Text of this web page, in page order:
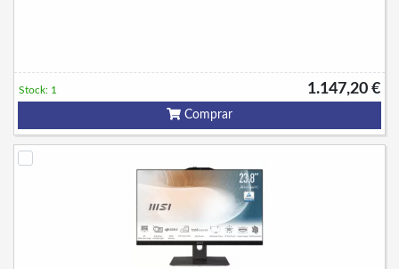
1.147,20 €
Stock: 1
Comprar